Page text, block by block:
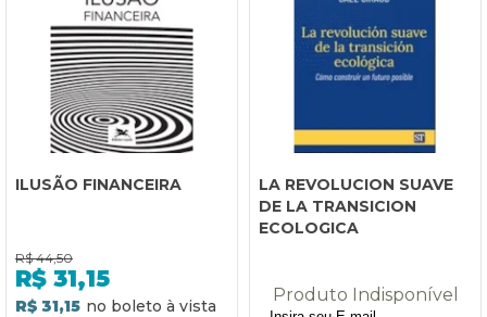
ILUSÃO FINANCEIRA
R$ 44,50
R$ 31,15
R$ 31,15
LA REVOLUCION SUAVE
DE LA TRANSICION
ECOLOGICA
Produto Indisponível